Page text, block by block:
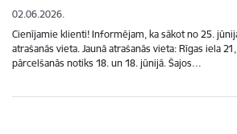
02.06.2026.
Cienījamie klienti! Informējam, ka sākot no 25.
atrašanās vieta. Jaunā atrašanās vieta: Rīgas iela
pārcelšanās notiks 18. un 18. jūnijā. Šajos…